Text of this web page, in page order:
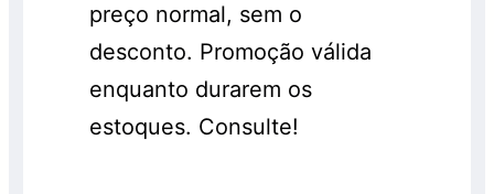
preço normal, sem o
desconto. Promoção válida
enquanto durarem os
estoques. Consulte!